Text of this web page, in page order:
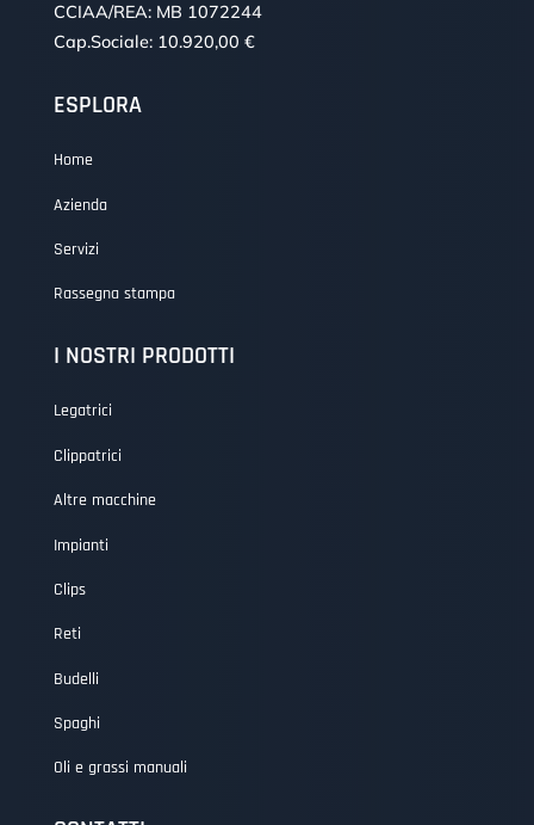
CCIAA/REA: MB 1072244
Cap.Sociale: 10.920,00 €
ESPLORA
Home
Azienda
Servizi
Rassegna stampa
I NOSTRI PRODOTTI
Legatrici
Clippatrici
Altre macchine
Impianti
Clips
Reti
Budelli
Spaghi
Oli e grassi manuali